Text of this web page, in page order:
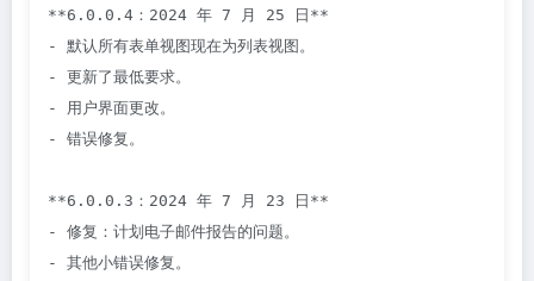
**6.0.0.4：2024 年 7 月 25 日**
- 默认所有表单视图现在为列表视图。
- 更新了最低要求。
- 用户界面更改。
- 错误修复。
**6.0.0.3：2024 年 7 月 23 日**
- 修复：计划电子邮件报告的问题。
- 其他小错误修复。